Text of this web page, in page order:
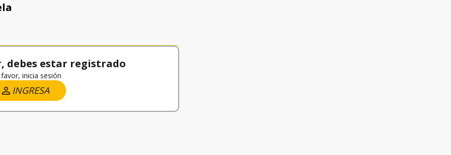
debes estar registrado
inicia sesión
INGRESA